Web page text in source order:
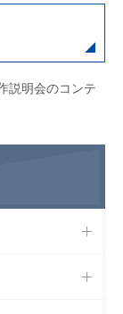
説明会のコンテ